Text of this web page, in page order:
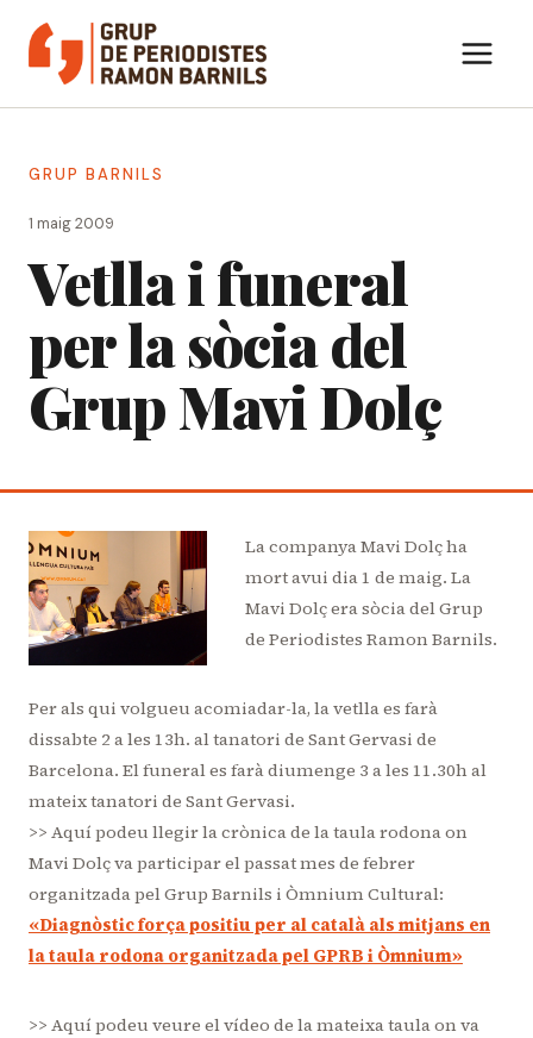
contingut
GRUP BARNILS
1 maig 2009
Vetlla i funeral
per la sòcia del
Grup Mavi Dolç
La companya Mavi Dolç ha
mort avui dia 1 de maig. La
Mavi Dolç era sòcia del Grup
de Periodistes Ramon Barnils.
Per als qui volgueu acomiadar-la, la vetlla es farà
dissabte 2 a les 13h. al tanatori de Sant Gervasi de
Barcelona. El funeral es farà diumenge 3 a les 11.30h al
mateix tanatori de Sant Gervasi.
>> Aquí podeu llegir la crònica de la taula rodona on
Mavi Dolç va participar el passat mes de febrer
organitzada pel Grup Barnils i Òmnium Cultural:
«Diagnòstic força positiu per al català als mitjans en
la taula rodona organitzada pel GPRB i Òmnium»
>> Aquí podeu veure el vídeo de la mateixa taula on va